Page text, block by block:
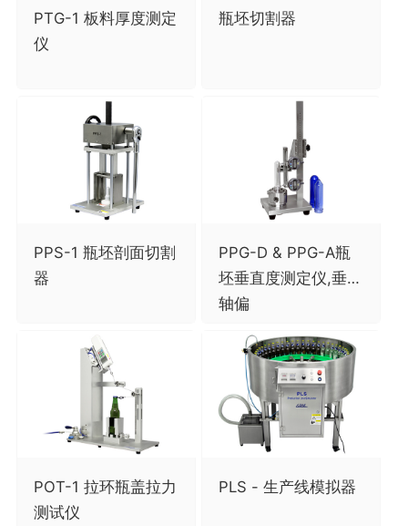
PTG-1 板料厚度测定
仪
瓶坯切割器
PPS-1 瓶坯剖面切割
器
PPG-D & PPG-A瓶
坯垂直度测定仪,垂直
轴偏
POT-1 拉环瓶盖拉力
测试仪
PLS - 生产线模拟器